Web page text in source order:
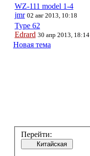
WZ-111 model 1-4
jmr 02 авг 2013, 10:18
Type 62
Edrard 30 апр 2013, 18:14
Новая тема
Перейти:
Китайская